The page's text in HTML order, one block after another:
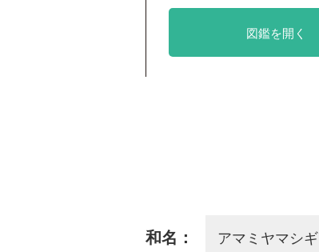
図鑑を開く
和名： アマミヤマシギ